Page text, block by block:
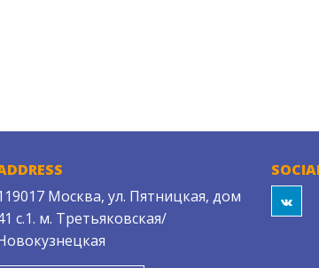
Москва, ул. Пятницкая, дом
с.1. м. Третьяковская/